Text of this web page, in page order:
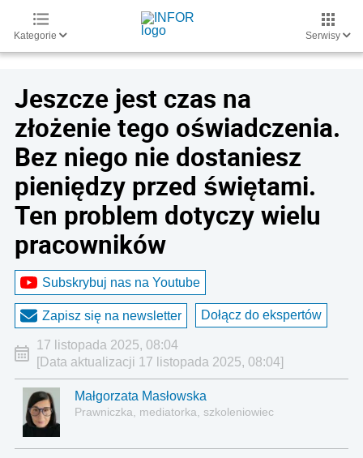
Kategorie Serwisy
Jeszcze jest czas na
złożenie tego oświadczenia.
Bez niego nie dostaniesz
pieniędzy przed świętami.
Ten problem dotyczy wielu
pracowników
Subskrybuj nas na Youtube
Zapisz się na newsletter Dołącz do ekspertów
17 listopada 2025, 08:04
[Data aktualizacji 17 listopada 2025, 08:04]
Małgorzata Masłowska
Prawniczka, mediatorka, szkoleniowiec